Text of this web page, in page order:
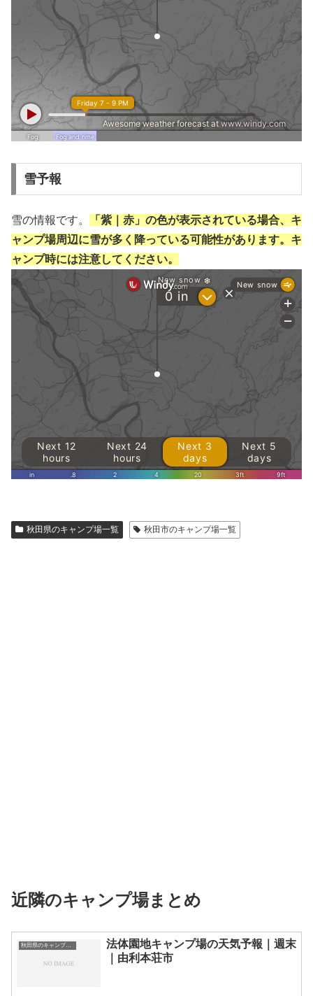
雪予報
雪の情報です。
「紫｜赤」の色が表示されている場合、キ
ャンプ場周辺に雪が多く降っている可能性があります。キ
ャンプ時には注意してください。
秋田県のキャンプ場一覧 秋田市のキャンプ場一覧
近隣のキャンプ場まとめ
秋田県のキャンプ場一覧
法体園地キャンプ場の天気予報｜週末
｜由利本荘市